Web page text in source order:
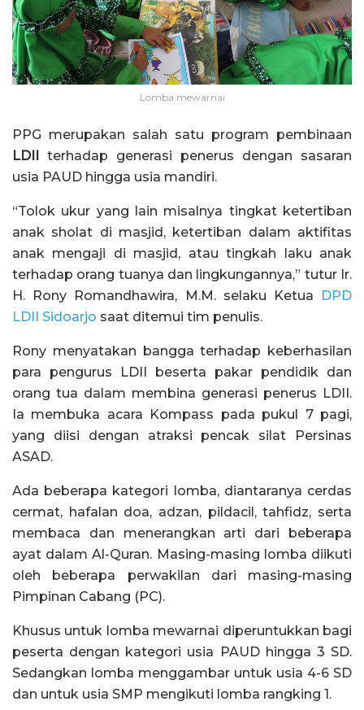
Lomba mewarnai
PPG merupakan salah satu program pembinaan
LDII terhadap generasi penerus dengan sasaran
usia PAUD hingga usia mandiri.
“Tolok ukur yang lain misalnya tingkat ketertiban
anak sholat di masjid, ketertiban dalam aktifitas
anak mengaji di masjid, atau tingkah laku anak
terhadap orang tuanya dan lingkungannya,” tutur Ir.
H. Rony Romandhawira, M.M. selaku Ketua
DPD
LDII Sidoarjo saat ditemui tim penulis.
Rony menyatakan bangga terhadap keberhasilan
para pengurus LDII beserta pakar pendidik dan
orang tua dalam membina generasi penerus LDII.
Ia membuka acara Kompass pada pukul 7 pagi,
yang diisi dengan atraksi pencak silat Persinas
ASAD.
Ada beberapa kategori lomba, diantaranya cerdas
cermat, hafalan doa, adzan, pildacil, tahfidz, serta
membaca dan menerangkan arti dari beberapa
ayat dalam Al-Quran. Masing-masing lomba diikuti
oleh beberapa perwakilan dari masing-masing
Pimpinan Cabang (PC).
Khusus untuk lomba mewarnai diperuntukkan bagi
peserta dengan kategori usia PAUD hingga 3 SD.
Sedangkan lomba menggambar untuk usia 4-6 SD
dan untuk usia SMP mengikuti lomba rangking 1.